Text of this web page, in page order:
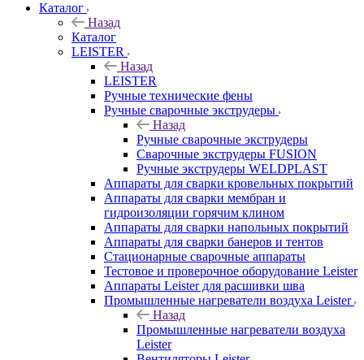
Каталог
Назад
Каталог
LEISTER
Назад
LEISTER
Ручные технические фены
Ручные сварочные экструдеры
Назад
Ручные сварочные экструдеры
Сварочные экструдеры FUSION
Ручные экструдеры WELDPLAST
Аппараты для сварки кровельных покрытий
Аппараты для сварки мембран и
гидроизоляции горячим клином
Аппараты для сварки напольных покрытий
Аппараты для сварки банеров и тентов
Стационарные сварочные аппараты
Тестовое и проверочное оборудование Leister
Аппараты Leister для расшивки шва
Промышленные нагреватели воздуха Leister
Назад
Промышленные нагреватели воздуха
Leister